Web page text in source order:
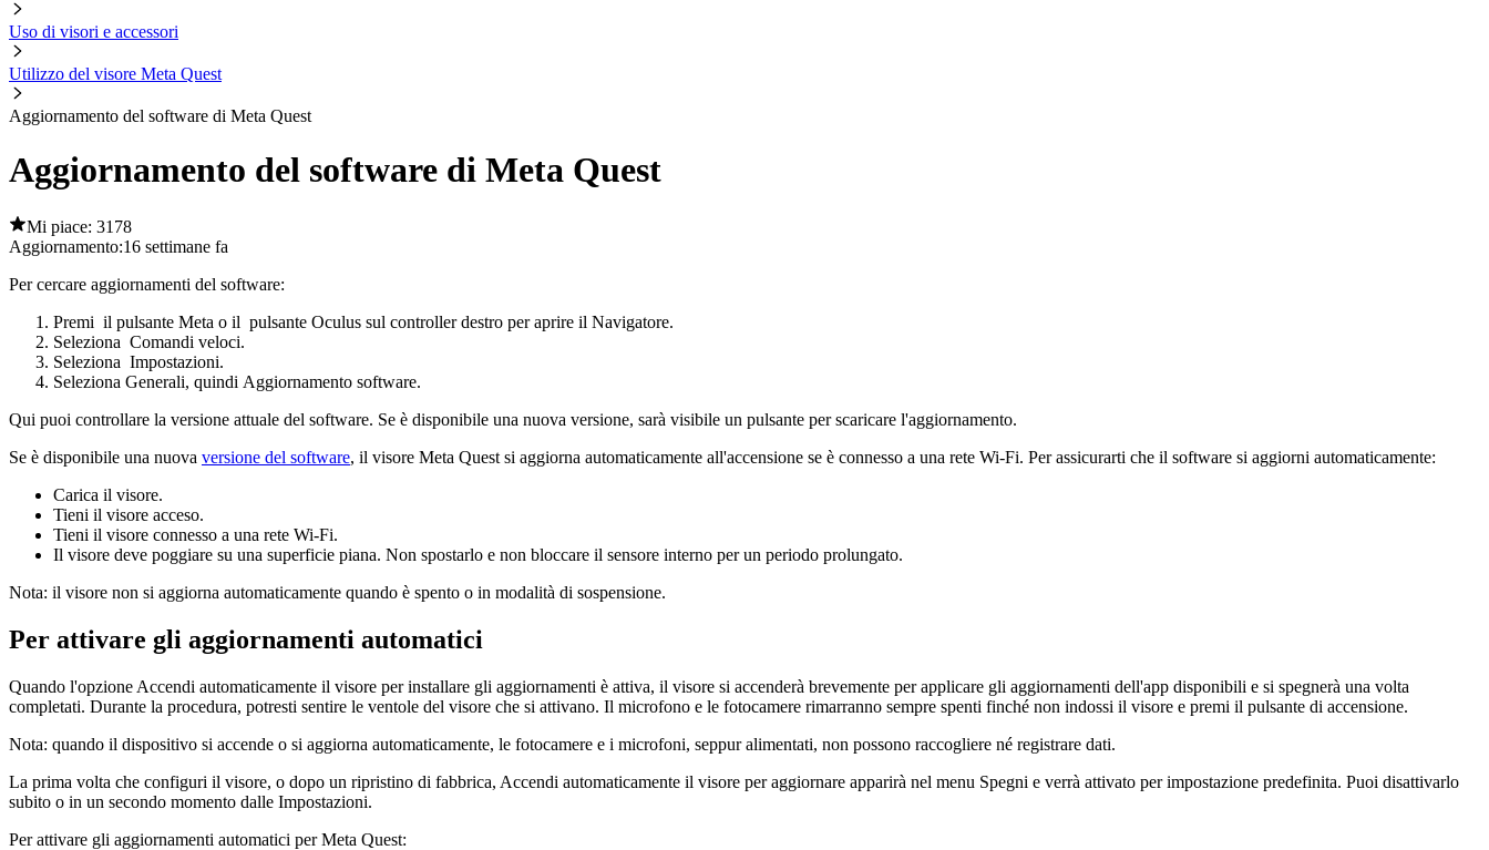
Uso di visori e accessori
Utilizzo del visore Meta Quest
Aggiornamento del software di Meta Quest
Aggiornamento del software di Meta Quest
Mi piace: 3178
Aggiornamento:16 settimane fa
Per cercare aggiornamenti del software:
Premi il pulsante Meta o il pulsante Oculus sul controller destro per aprire il Navigatore.
Seleziona Comandi veloci.
Seleziona Impostazioni.
Seleziona Generali, quindi Aggiornamento software.
Qui puoi controllare la versione attuale del software. Se è disponibile una nuova versione, sarà visibile un pulsante per scaricare l'aggiornamento.
Se è disponibile una nuova versione del software, il visore Meta Quest si aggiorna automaticamente all'accensione se è connesso a una rete Wi-Fi. Per assicurarti che il software si aggiorni automaticamente:
Carica il visore.
Tieni il visore acceso.
Tieni il visore connesso a una rete Wi-Fi.
Il visore deve poggiare su una superficie piana. Non spostarlo e non bloccare il sensore interno per un periodo prolungato.
Nota: il visore non si aggiorna automaticamente quando è spento o in modalità di sospensione.
Per attivare gli aggiornamenti automatici
Quando l'opzione Accendi automaticamente il visore per installare gli aggiornamenti è attiva, il visore si accenderà brevemente per applicare gli aggiornamenti dell'app disponibili e si spegnerà una volta
completati. Durante la procedura, potresti sentire le ventole del visore che si attivano. Il microfono e le fotocamere rimarranno sempre spenti finché non indossi il visore e premi il pulsante di accensione.
Nota: quando il dispositivo si accende o si aggiorna automaticamente, le fotocamere e i microfoni, seppur alimentati, non possono raccogliere né registrare dati.
La prima volta che configuri il visore, o dopo un ripristino di fabbrica, Accendi automaticamente il visore per aggiornare apparirà nel menu Spegni e verrà attivato per impostazione predefinita. Puoi disattivarlo
subito o in un secondo momento dalle Impostazioni.
Per attivare gli aggiornamenti automatici per Meta Quest: